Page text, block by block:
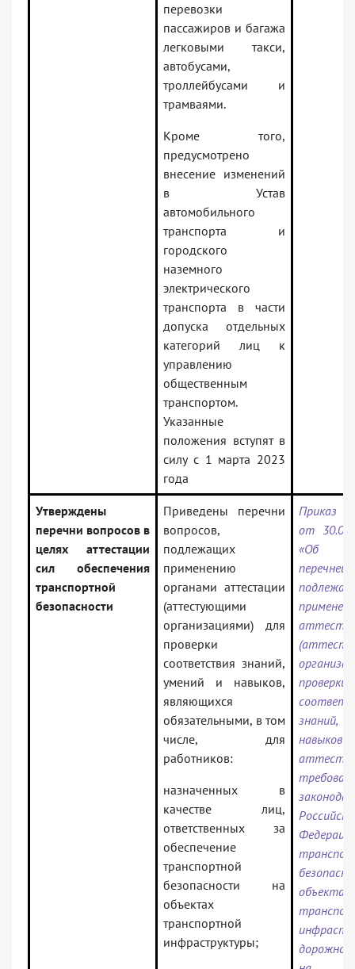
перевозки
пассажиров и багажа
легковыми такси,
автобусами,
троллейбусами и
трамваями.
Кроме того,
предусмотрено
внесение изменений
в Устав
автомобильного
транспорта и
городского
наземного
электрического
транспорта в части
допуска отдельных
категорий лиц к
управлению
общественным
транспортом.
Указанные
положения вступят в
силу с 1 марта 2023
года
Утверждены
перечни вопросов в
целях аттестации
сил обеспечения
транспортной
безопасности
Приведены перечни
вопросов,
подлежащих
применению
органами аттестации
(аттестующими
организациями) для
проверки
соответствия знаний,
умений и навыков,
являющихся
обязательными, в том
числе, для
работников:
назначенных в
качестве лиц,
ответственных за
обеспечение
транспортной
безопасности на
объектах
транспортной
инфраструктуры;
Приказ
от
«Об
проверки
навыков
объектах